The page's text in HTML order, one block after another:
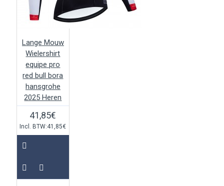
Lange Mouw
Wielershirt
equipe pro
red bull bora
hansgrohe
2025 Heren
41,85€
Incl. BTW:41,85€